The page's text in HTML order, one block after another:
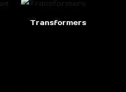
Transformers